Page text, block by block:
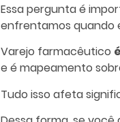
Essa pergunta é
enfrentamos quando
Varejo farmacêutico
e é mapeamento
Tudo isso afeta